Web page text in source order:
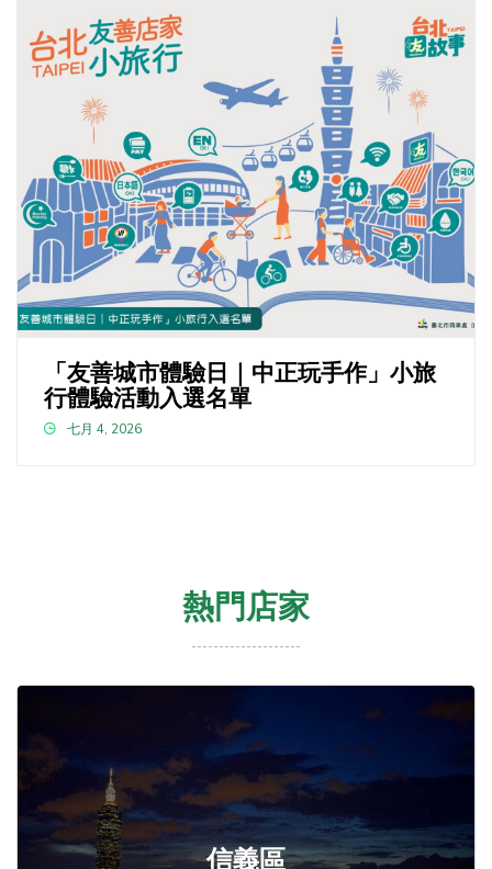
「友善城市體驗日｜中正玩手作」小旅
行體驗活動入選名單
七月 4, 2026
熱門店家
信義區